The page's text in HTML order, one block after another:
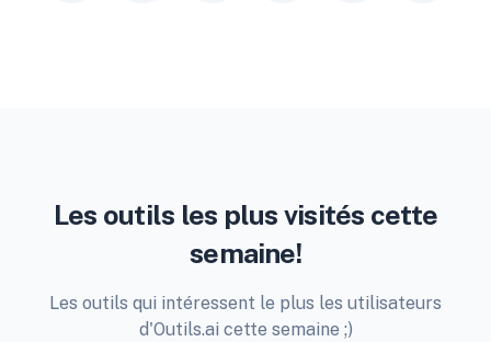
Les outils les plus visités cette
semaine!
Les outils qui intéressent le plus les utilisateurs
d'Outils.ai cette semaine ;)